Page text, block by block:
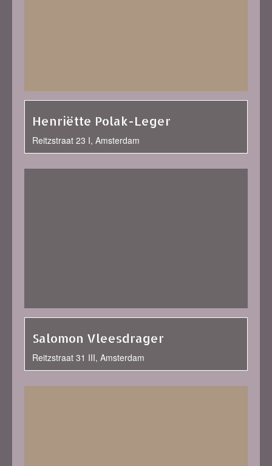
Henriëtte Polak-Leger
Reitzstraat 23 I, Amsterdam
Salomon Vleesdrager
Reitzstraat 31 III, Amsterdam